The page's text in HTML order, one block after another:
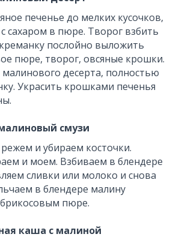
печенье до мелких кусочков,
сахаром в пюре. Творог взбить
послойно выложить
пюре, творог, овсяные крошки.
десерта, полностью
Украсить крошками печенья
смузи
и убираем косточки.
и моем. Взбиваем в блендере
сливки или молоко и снова
в блендере малину
пюре.
каша с малиной